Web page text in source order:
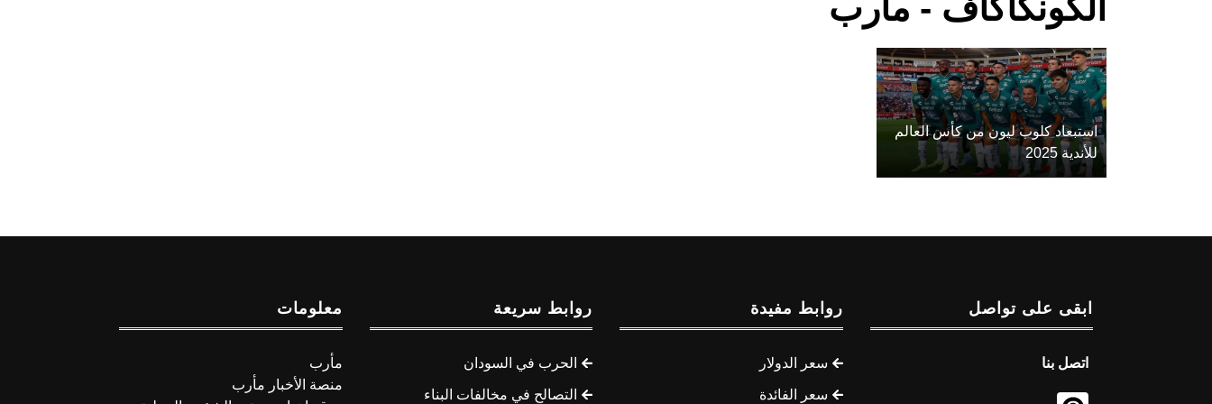
الكونكاكاف - مأرب
استبعاد كلوب ليون من كأس العالم
للأندية 2025
ابقى على تواصل
اتصل بنا
روابط مفيدة
سعر الدولار
سعر الفائدة
روابط سريعة
الحرب في السودان
التصالح في مخالفات البناء
معلومات
مأرب
منصة الأخبار مأرب